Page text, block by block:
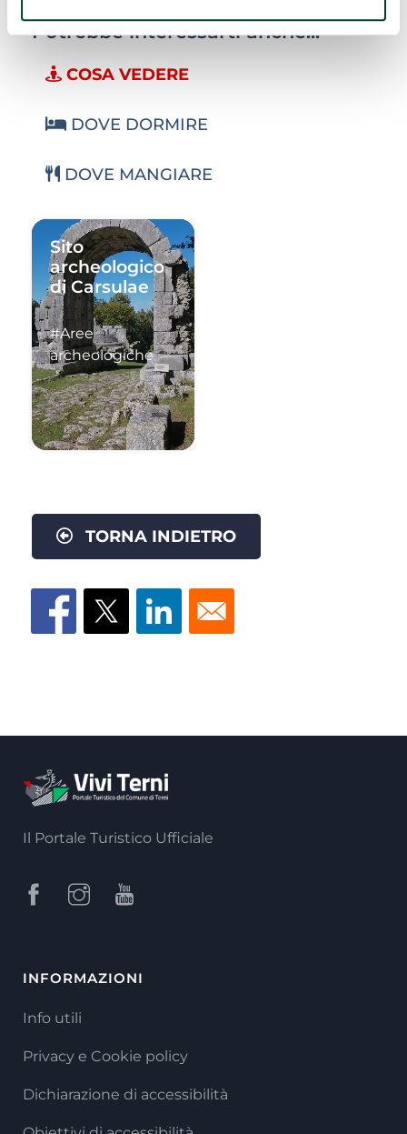
Potrebbe interessarti anche...
COSA VEDERE
DOVE DORMIRE
DOVE MANGIARE
Sito
archeologico
di Carsulae
#Aree
archeologiche
TORNA INDIETRO
Il Portale Turistico Ufficiale
INFORMAZIONI
Info utili
Privacy e Cookie policy
Dichiarazione di accessibilità